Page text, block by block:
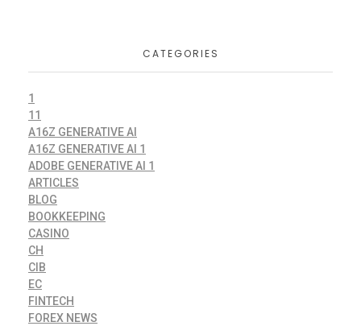
CATEGORIES
1
11
A16Z GENERATIVE AI
A16Z GENERATIVE AI 1
ADOBE GENERATIVE AI 1
ARTICLES
BLOG
BOOKKEEPING
CASINO
CH
CIB
EC
FINTECH
FOREX NEWS